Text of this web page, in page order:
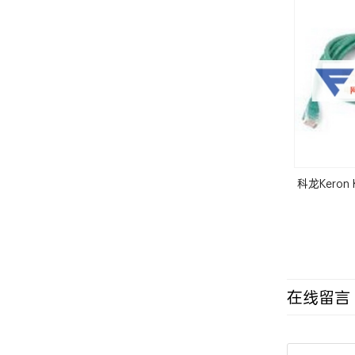
科龙Keron
在线留言